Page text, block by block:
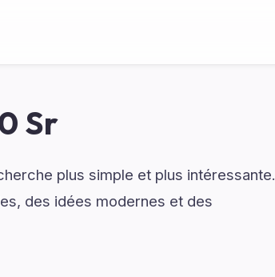
Sr
plus simple et plus intéressante.
des idées modernes et des